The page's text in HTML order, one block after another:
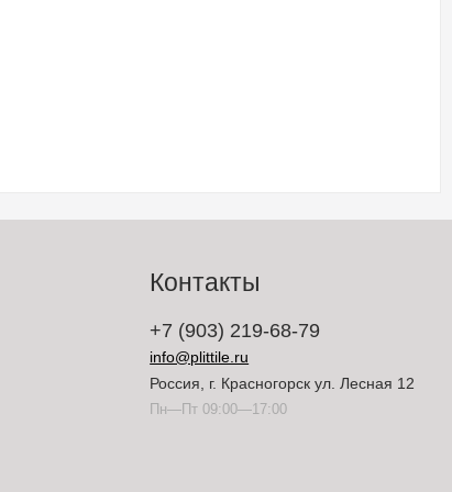
Контакты
+7 (903) 219-68-79
info@plittile.ru
Россия, г. Красногорск ул. Лесная 12
Пн—Пт 09:00—17:00